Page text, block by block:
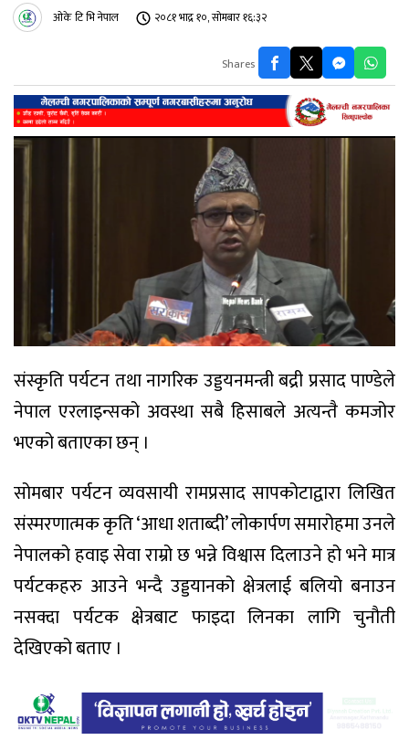
ओके टि भि नेपाल २०८१ भाद्र १०, सोमबार १६:३२
Shares
संस्कृति पर्यटन तथा नागरिक उड्डयनमन्त्री बद्री प्रसाद पाण्डेले
नेपाल एरलाइन्सको अवस्था सबै हिसाबले अत्यन्तै कमजोर
भएको बताएका छन् ।
सोमबार पर्यटन व्यवसायी रामप्रसाद सापकोटाद्वारा लिखित
संस्मरणात्मक कृति ‘आधा शताब्दी’ लोकार्पण समारोहमा उनले
नेपालको हवाइ सेवा राम्रो छ भन्ने विश्वास दिलाउने हो भने मात्र
पर्यटकहरु आउने भन्दै उड्डयानको क्षेत्रलाई बलियो बनाउन
नसक्दा पर्यटक क्षेत्रबाट फाइदा लिनका लागि चुनौती
देखिएको बताए ।